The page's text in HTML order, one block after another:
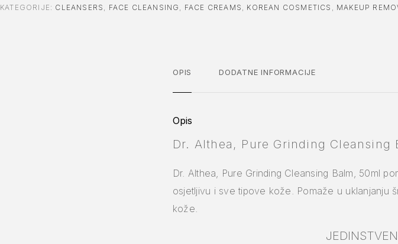
KATEGORIJE: CLEANSERS FACE CLEANSING FACE CREAMS KOREAN COSMETICS MAKEUP
OPIS DODATNE INFORMACIJE
Opis
Dr. Althea, Pure Grinding Cleansing
Dr. Althea, Pure Grinding Cleansing Balm, 50ml
osjetljivu i sve tipove kože. Pomaže u uklanjanju
kože.